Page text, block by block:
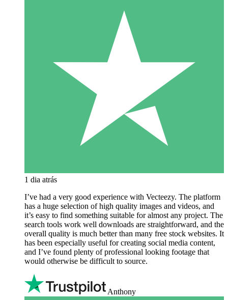
1 dia atrás
I’ve had a very good experience with Vecteezy. The platform
has a huge selection of high quality images and videos, and
it’s easy to find something suitable for almost any project. The
search tools work well downloads are straightforward, and the
overall quality is much better than many free stock websites. It
has been especially useful for creating social media content,
and I’ve found plenty of professional looking footage that
would otherwise be difficult to source.
Anthony